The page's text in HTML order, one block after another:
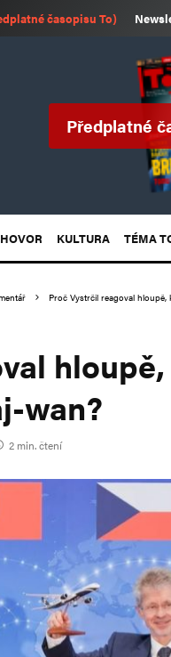
časopisu To)
Předplatné
KULTURA TÉMA
Proč Vystrčil reagoval
wan?
2 min. čtení